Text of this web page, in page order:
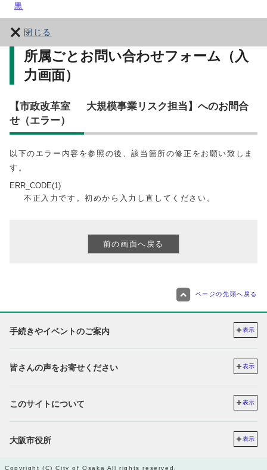
黒
閉じる
所属ごとお問い合わせフォーム（入
力画面）
【市政改革室 大規模事業リスク担当】へのお問合
せ（エラー）
以下のエラー内容を参照の後、該当箇所の修正をお願い致しま
す。
ERR_CODE(1)
不正入力です。初めから入力し直してください。
ページの先頭へ戻る
手続きやイベントのご案内 表示
皆さんの声をお寄せください 表示
このサイトについて 表示
大阪市役所 表示
Copyright (C) City of Osaka All rights reserved.